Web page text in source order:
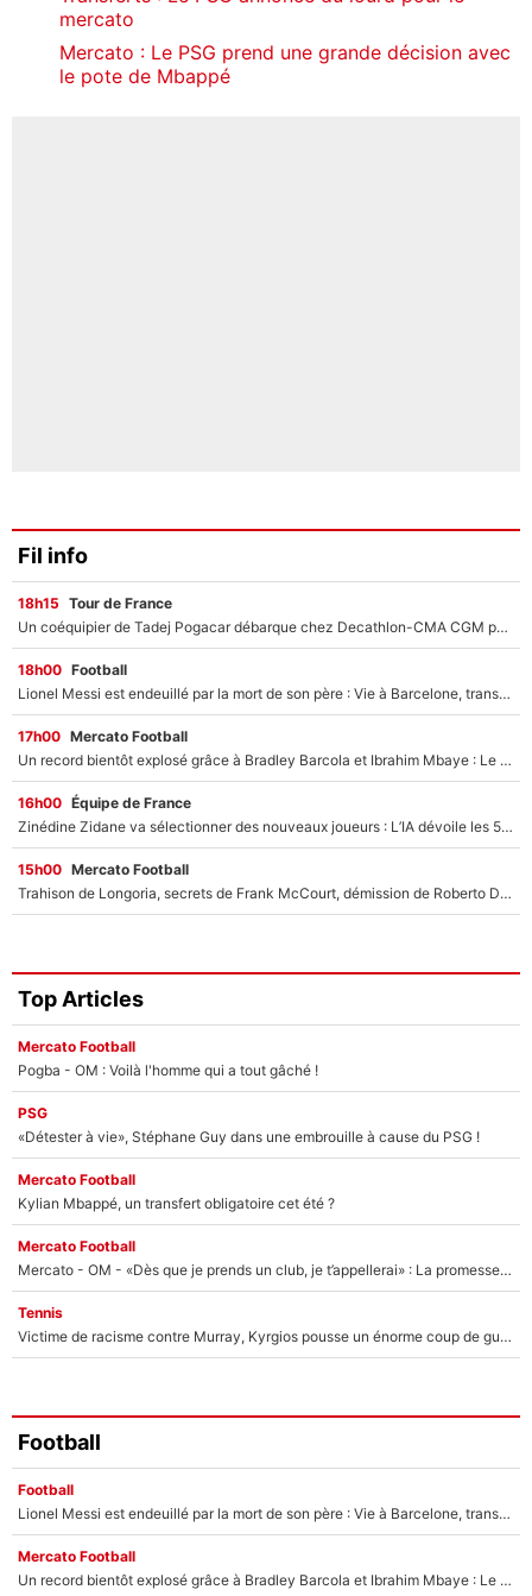
mercato
Mercato : Le PSG prend une grande décision avec
le pote de Mbappé
Fil info
18h15 Tour de France
Un coéquipier de Tadej Pogacar débarque chez Decathlon-CMA CGM pour épauler Paul Seixas : «Mes meilleures années sont à venir»
18h00 Football
Lionel Messi est endeuillé par la mort de son père : Vie à Barcelone, transfert au PSG... voilà comment Jorge Messi a joué un rôle essentiel dans sa carrière !
17h00 Mercato Football
Un record bientôt explosé grâce à Bradley Barcola et Ibrahim Mbaye : Le PSG sur le point de réaliser un mercato historique ?
16h00 Équipe de France
Zinédine Zidane va sélectionner des nouveaux joueurs : L’IA dévoile les 5 cracks qui pourraient rapidement le rejoindre en équipe de France !
15h00 Mercato Football
Trahison de Longoria, secrets de Frank McCourt, démission de Roberto De Zerbi : Medhi Benatia se lâche sur son départ de l'OM et fait d'importantes révélations
Top Articles
Mercato Football
Pogba - OM : Voilà l'homme qui a tout gâché !
PSG
«Détester à vie», Stéphane Guy dans une embrouille à cause du PSG !
Mercato Football
Kylian Mbappé, un transfert obligatoire cet été ?
Mercato Football
Mercato - OM - «Dès que je prends un club, je t’appellerai» : La promesse de Marcelino au moment de claquer la porte
Tennis
Victime de racisme contre Murray, Kyrgios pousse un énorme coup de gueule !
Football
Football
Lionel Messi est endeuillé par la mort de son père : Vie à Barcelone, transfert au PSG... voilà comment Jorge Messi a joué un rôle essentiel dans sa carrière !
Mercato Football
Un record bientôt explosé grâce à Bradley Barcola et Ibrahim Mbaye : Le PSG sur le point de réaliser un mercato historique ?